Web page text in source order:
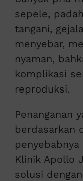
sepele,
tangani,
menyebar,
nyaman,
komplikasi
reproduksi.
Penanganan
berdasarkan
Klinik Apollo
solusi